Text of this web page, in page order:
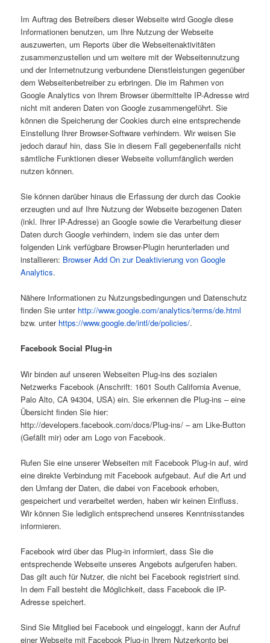
Im Auftrag des Betreibers dieser Webseite wird Google diese
Informationen benutzen, um Ihre Nutzung der Webseite
auszuwerten, um Reports über die Webseitenaktivitäten
zusammenzustellen und um weitere mit der Webseitennutzung
und der Internetnutzung verbundene Dienstleistungen gegenüber
dem Webseitenbetreiber zu erbringen. Die im Rahmen von
Google Analytics von Ihrem Browser übermittelte IP-Adresse wird
nicht mit anderen Daten von Google zusammengeführt. Sie
können die Speicherung der Cookies durch eine entsprechende
Einstellung Ihrer Browser-Software verhindern. Wir weisen Sie
jedoch darauf hin, dass Sie in diesem Fall gegebenenfalls nicht
sämtliche Funktionen dieser Webseite vollumfänglich werden
nutzen können.
Sie können darüber hinaus die Erfassung der durch das Cookie
erzeugten und auf Ihre Nutzung der Webseite bezogenen Daten
(inkl. Ihrer IP-Adresse) an Google sowie die Verarbeitung dieser
Daten durch Google verhindern, indem sie das unter dem
folgenden Link verfügbare Browser-Plugin herunterladen und
installieren: Browser Add On zur Deaktivierung von Google
Analytics.
Nähere Informationen zu Nutzungsbedingungen und Datenschutz
finden Sie unter http://www.google.com/analytics/terms/de.html
bzw. unter https://www.google.de/intl/de/policies/.
Facebook Social Plug-in
Wir binden auf unseren Webseiten Plug-ins des sozialen
Netzwerks Facebook (Anschrift: 1601 South California Avenue,
Palo Alto, CA 94304, USA) ein. Sie erkennen die Plug-ins – eine
Übersicht finden Sie hier:
http://developers.facebook.com/docs/Plug-ins/ – am Like-Button
(Gefällt mir) oder am Logo von Facebook.
Rufen Sie eine unserer Webseiten mit Facebook Plug-in auf, wird
eine direkte Verbindung mit Facebook aufgebaut. Auf die Art und
den Umfang der Daten, die dabei von Facebook erhoben,
gespeichert und verarbeitet werden, haben wir keinen Einfluss.
Wir können Sie lediglich entsprechend unseres Kenntnisstandes
informieren.
Facebook wird über das Plug-in informiert, dass Sie die
entsprechende Webseite unseres Angebots aufgerufen haben.
Das gilt auch für Nutzer, die nicht bei Facebook registriert sind.
In dem Fall besteht die Möglichkeit, dass Facebook die IP-
Adresse speichert.
Sind Sie Mitglied bei Facebook und eingeloggt, kann der Aufruf
einer Webseite mit Facebook Plug-in Ihrem Nutzerkonto bei